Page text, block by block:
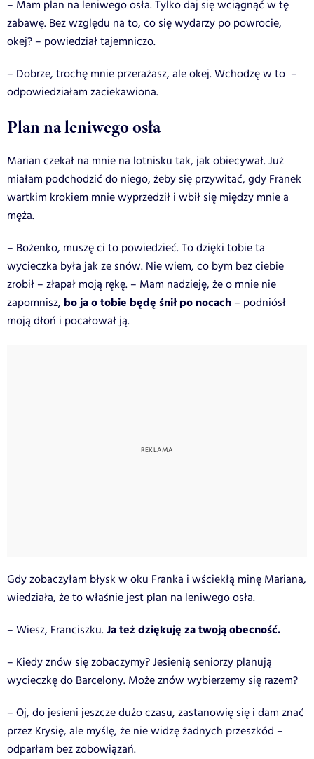
– Mam plan na leniwego osła. Tylko daj się wciągnąć w tę
zabawę. Bez względu na to, co się wydarzy po powrocie,
okej? – powiedział tajemniczo.
– Dobrze, trochę mnie przerażasz, ale okej. Wchodzę w to –
odpowiedziałam zaciekawiona.
Plan na leniwego osła
Marian czekał na mnie na lotnisku tak, jak obiecywał. Już
miałam podchodzić do niego, żeby się przywitać, gdy Franek
wartkim krokiem mnie wyprzedził i wbił się między mnie a
męża.
– Bożenko, muszę ci to powiedzieć. To dzięki tobie ta
wycieczka była jak ze snów. Nie wiem, co bym bez ciebie
zrobił – złapał moją rękę. – Mam nadzieję, że o mnie nie
zapomnisz, bo ja o tobie będę śnił po nocach – podniósł
moją dłoń i pocałował ją.
Gdy zobaczyłam błysk w oku Franka i wściekłą minę Mariana,
wiedziała, że to właśnie jest plan na leniwego osła.
– Wiesz, Franciszku.Ja też dziękuję za twoją obecność.
– Kiedy znów się zobaczymy? Jesienią seniorzy planują
wycieczkę do Barcelony. Może znów wybierzemy się razem?
– Oj, do jesieni jeszcze dużo czasu, zastanowię się i dam znać
przez Krysię, ale myślę, że nie widzę żadnych przeszkód –
odparłam bez zobowiązań.